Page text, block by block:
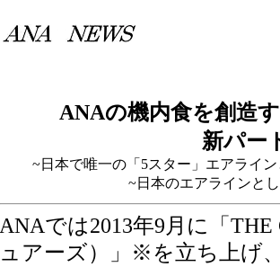
ANAの機内食を創造
新パー
~日本で唯一の「5スター」エアライ
~日本のエアラインと
ANAでは2013年9月に「
ュアーズ）」※を立ち上げ